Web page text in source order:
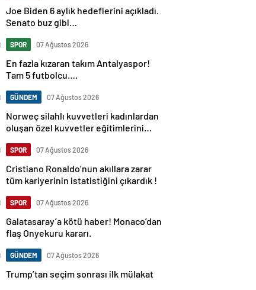
Joe Biden 6 aylık hedeflerini açıkladı.
Senato buz gibi…
SPOR 07 Ağustos 2026
En fazla kızaran takım Antalyaspor!
Tam 5 futbolcu….
GÜNDEM 07 Ağustos 2026
Norweç silahlı kuvvetleri kadınlardan
oluşan özel kuvvetler eğitimlerini
SPOR 07 Ağustos 2026
Cristiano Ronaldo’nun akıllara zarar
tüm kariyerinin istatistiğini çıkardık !
SPOR 07 Ağustos 2026
Galatasaray’a kötü haber! Monaco’dan
flaş Onyekuru kararı.
GÜNDEM 07 Ağustos 2026
Trump’tan seçim sonrası ilk mülakat